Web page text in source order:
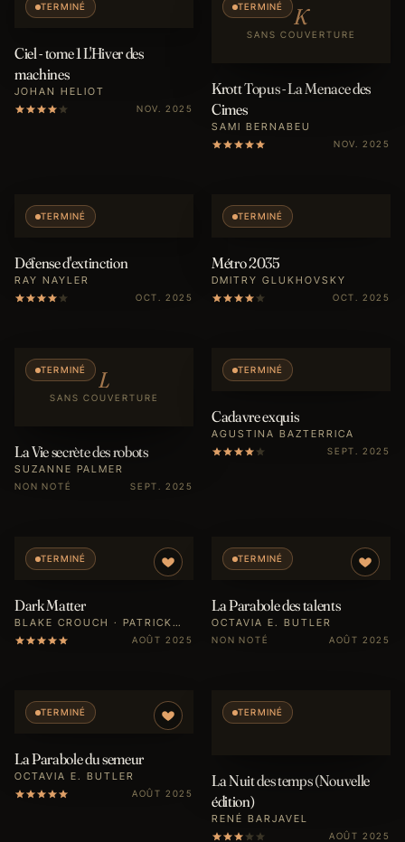
TERMINÉ
Ciel - tome 1 L'Hiver des
machines
JOHAN HELIOT
NOV. 2025
K
SANS COUVERTURE
TERMINÉ
Krott Topus - La Menace des
Cimes
SAMI BERNABEU
NOV. 2025
TERMINÉ
Défense d'extinction
RAY NAYLER
OCT. 2025
TERMINÉ
Métro 2035
DMITRY GLUKHOVSKY
OCT. 2025
L
SANS COUVERTURE
TERMINÉ
La Vie secrète des robots
SUZANNE PALMER
NON NOTÉ SEPT. 2025
TERMINÉ
Cadavre exquis
AGUSTINA BAZTERRICA
SEPT. 2025
TERMINÉ
Dark Matter
BLAKE CROUCH · PATRICK
IMBERT
AOÛT 2025
TERMINÉ
La Parabole des talents
OCTAVIA E. BUTLER
NON NOTÉ AOÛT 2025
TERMINÉ
La Parabole du semeur
OCTAVIA E. BUTLER
AOÛT 2025
TERMINÉ
La Nuit des temps (Nouvelle
édition)
RENÉ BARJAVEL
AOÛT 2025